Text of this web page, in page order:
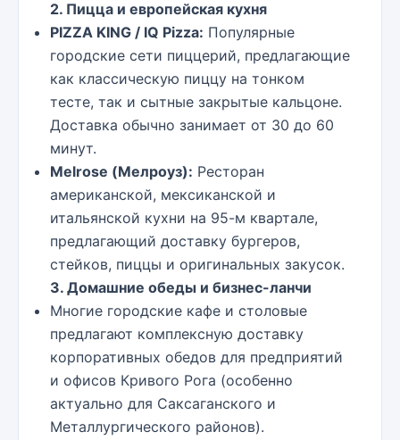
2. Пицца и европейская кухня
PIZZA KING / IQ Pizza: Популярные
городские сети пиццерий, предлагающие
как классическую пиццу на тонком
тесте, так и сытные закрытые кальцоне.
Доставка обычно занимает от 30 до 60
минут.
Melrose (Мелроуз): Ресторан
американской, мексиканской и
итальянской кухни на 95-м квартале,
предлагающий доставку бургеров,
стейков, пиццы и оригинальных закусок.
3. Домашние обеды и бизнес-ланчи
Многие городские кафе и столовые
предлагают комплексную доставку
корпоративных обедов для предприятий
и офисов Кривого Рога (особенно
актуально для Саксаганского и
Металлургического районов).